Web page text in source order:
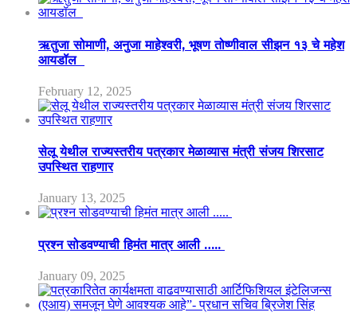
ऋतुजा सोमाणी, अनुजा माहेश्वरी, भूषण तोष्णीवाल सीझन १३ चे महेश
आयडॉल
February 12, 2025
सेलू येथील राज्यस्तरीय पत्रकार मेळाव्यास मंत्री संजय शिरसाट
उपस्थित राहणार
January 13, 2025
प्रश्न सोडवण्याची हिमंत मात्र आली …..
January 09, 2025